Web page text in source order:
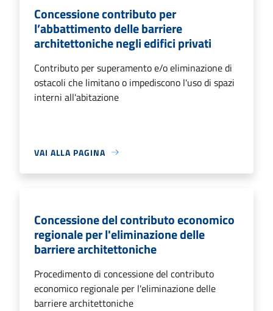
Concessione contributo per
l’abbattimento delle barriere
architettoniche negli edifici privati
Contributo per superamento e/o eliminazione di
ostacoli che limitano o impediscono l'uso di spazi
interni all'abitazione
VAI ALLA PAGINA
Concessione del contributo economico
regionale per l'eliminazione delle
barriere architettoniche
Procedimento di concessione del contributo
economico regionale per l'eliminazione delle
barriere architettoniche